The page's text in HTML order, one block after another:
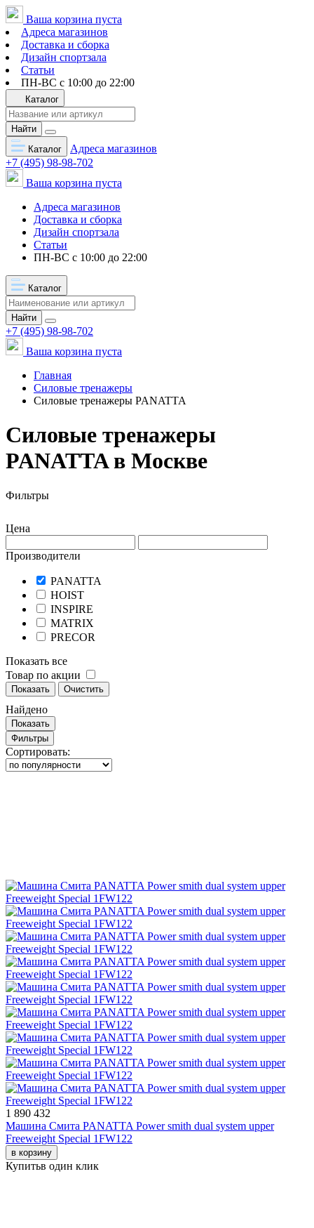
Ваша корзина пуста
Адреса магазинов
Доставка и сборка
Дизайн спортзала
Статьи
ПН-ВС с 10:00 до 22:00
Каталог
Найти
Каталог
Адреса магазинов
+7 (495) 98-98-702
Ваша корзина пуста
Адреса магазинов
Доставка и сборка
Дизайн спортзала
Статьи
ПН-ВС с 10:00 до 22:00
Каталог
Найти
+7 (495) 98-98-702
Ваша корзина пуста
Главная
Силовые тренажеры
Силовые тренажеры PANATTA
Силовые тренажеры
PANATTA в Москве
Фильтры
Цена
Производители
PANATTA
HOIST
INSPIRE
MATRIX
PRECOR
Показать все
Товар по акции
Показать Очистить
Найдено
Показать
Фильтры
Сортировать:
1 890 432
Машина Смита PANATTA Power smith dual system upper
Freeweight Special 1FW122
в корзину
Купитьв один клик